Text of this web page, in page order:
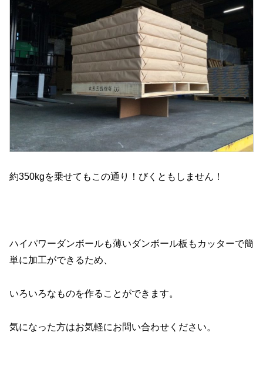
約350kgを乗せてもこの通り！びくともしません！
ハイパワーダンボールも薄いダンボール板もカッターで簡
単に加工ができるため、
いろいろなものを作ることができます。
気になった方はお気軽にお問い合わせください。